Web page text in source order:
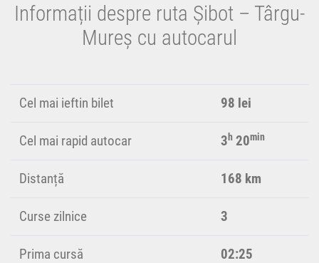
Informații despre ruta Șibot – Târgu-
Mureș cu autocarul
Cel mai ieftin bilet 98 lei
Cel mai rapid autocar 3h 20min
Distanță 168 km
Curse zilnice 3
Prima cursă 02:25